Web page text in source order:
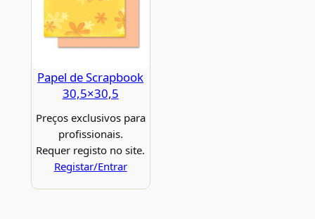
Papel de Scrapbook
30,5×30,5
Preços exclusivos para
profissionais.
Requer registo no site.
Registar/Entrar